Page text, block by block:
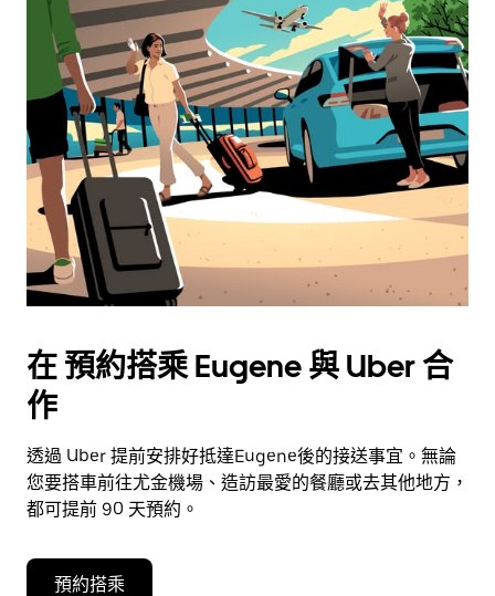
在 預約搭乘 Eugene 與 Uber 合
作
透過 Uber 提前安排好抵達Eugene後的接送事宜。無論
您要搭車前往尤金機場、造訪最愛的餐廳或去其他地方，
都可提前 90 天預約。
預約搭乘